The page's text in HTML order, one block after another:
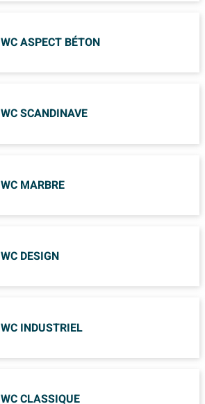
WC ASPECT BÉTON
WC SCANDINAVE
WC MARBRE
WC DESIGN
WC INDUSTRIEL
WC CLASSIQUE